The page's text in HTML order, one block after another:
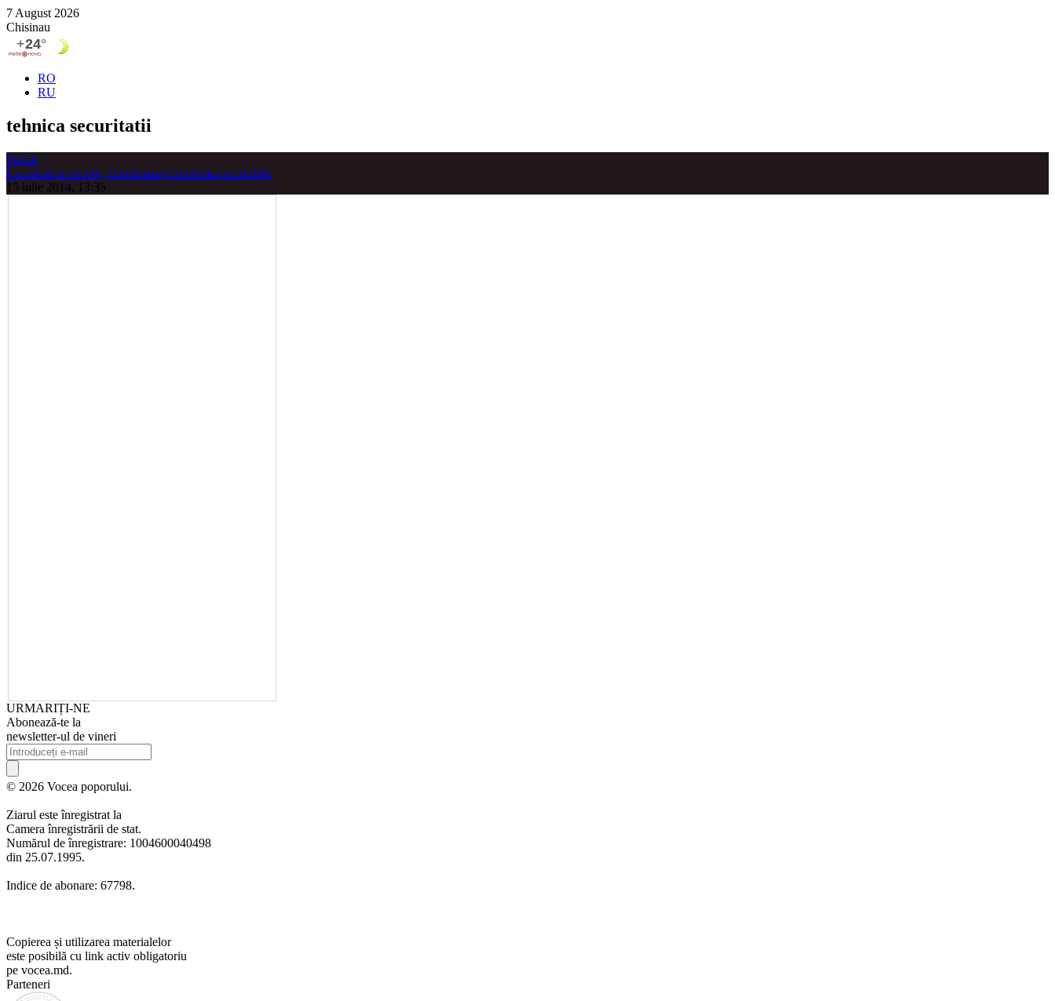
7 August 2026
Chisinau
RO
RU
tehnica securitatii
Social
Lucrătorii la seceriş, familiarizaţi cu tehnica securităţii
15 iulie 2014, 13:35
URMARIȚI-NE
Abonează-te la
newsletter-ul de vineri
© 2026 Vocea poporului.
Ziarul este înregistrat la
Camera înregistrării de stat.
Numărul de înregistrare: 1004600040498
din 25.07.1995.
Indice de abonare: 67798.
Copierea și utilizarea materialelor
este posibilă cu link activ obligatoriu
pe vocea.md.
Parteneri